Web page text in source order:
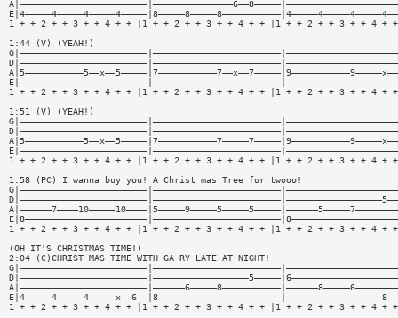
1 + + 2 + + 3 + + 4 + + |1 + + 2 + + 3 + + 4 + + |1 + + 2 + + 3 + + 4 +
1:44 (V) (YEAH!)
1 + + 2 + + 3 + + 4 + + |1 + + 2 + + 3 + + 4 + + |1 + + 2 + + 3 + + 4 +
1:51 (V) (YEAH!)
1 + + 2 + + 3 + + 4 + + |1 + + 2 + + 3 + + 4 + + |1 + + 2 + + 3 + + 4 +
1:58 (PC) I wanna buy you! A Christ mas Tree for twooo!
1 + + 2 + + 3 + + 4 + + |1 + + 2 + + 3 + + 4 + + |1 + + 2 + + 3 + + 4 +
(OH IT'S CHRISTMAS TIME!)
2:04 (C)CHRIST MAS TIME WITH GA RY LATE AT NIGHT!
1 + + 2 + + 3 + + 4 + + |1 + + 2 + + 3 + + 4 + + |1 + + 2 + + 3 + + 4 +